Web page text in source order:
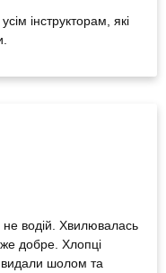
інструкторам, які
водій. Хвилювалась
добре. Хлопці
видали шолом та